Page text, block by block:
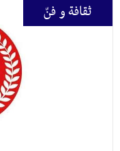
ثقافة و فنّ